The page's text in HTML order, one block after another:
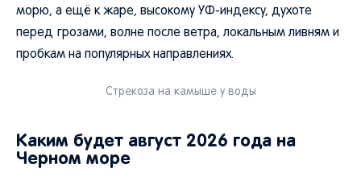
морю, а ещё к жаре, высокому УФ-индексу, духоте
перед грозами, волне после ветра, локальным ливням и
пробкам на популярных направлениях.
Стрекоза на камыше у воды
Каким будет август 2026 года на
Черном море